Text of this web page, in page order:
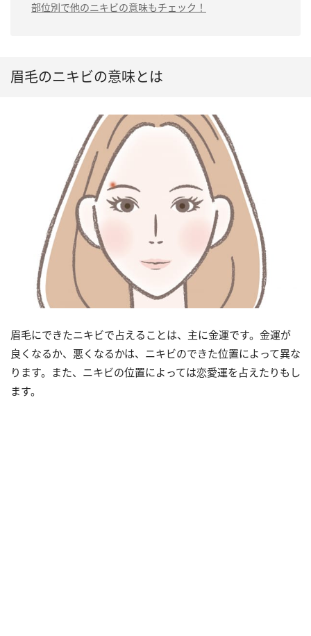
部位別で他のニキビの意味もチェック！
眉毛のニキビの意味とは
眉毛にできたニキビで占えることは、主に金運です。金運が
良くなるか、悪くなるかは、ニキビのできた位置によって異な
ります。また、ニキビの位置によっては恋愛運を占えたりもし
ます。